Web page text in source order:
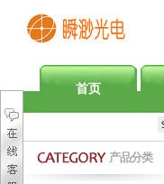
首页
产品分类